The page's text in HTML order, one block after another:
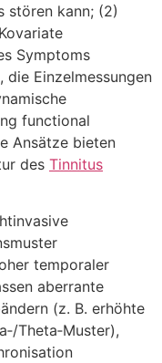
stören kann; (2)
Symptoms
d‬ie Einzelmessungen
functional
Ansätze bieten
d‬es Tinnitus
temporaler
aberrante
(z. B. erhöhte
Theta‑Muster),